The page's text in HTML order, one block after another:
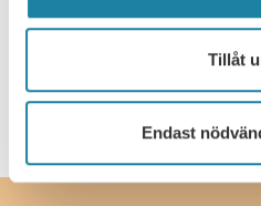
Tillåt
Endast